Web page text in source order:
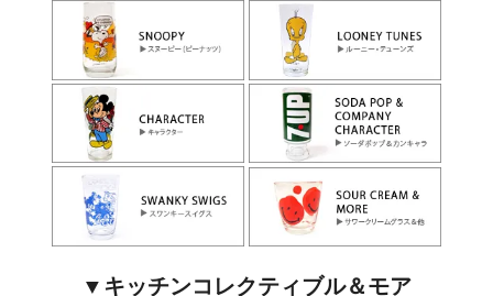
▼キッチンコレクティブル＆モア